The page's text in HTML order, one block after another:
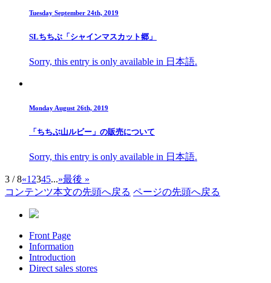
Tuesday September 24th, 2019
SLちちぶ「シャインマスカット郷」
Sorry, this entry is only available in 日本語.
Monday August 26th, 2019
「ちちぶ山ルビー」の販売について
Sorry, this entry is only available in 日本語.
3 / 8«1 2345...»最後 »
コンテンツ本文の先頭へ戻る ページの先頭へ戻る
Front Page
Information
Introduction
Direct sales stores